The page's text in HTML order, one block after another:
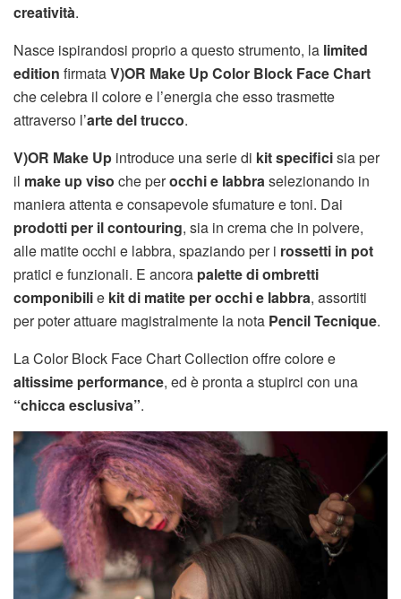
creatività.
Nasce ispirandosi proprio a questo strumento, la limited
edition firmataV)OR Make UpColor Block Face Chart
che celebra il colore e l’energia che esso trasmette
attraverso l’arte del trucco.
V)OR Make Up introduce una serie di kit specificisia per
il make up viso che perocchi e labbraselezionando in
maniera attenta e consapevole sfumature e toni. Dai
prodotti per il contouring, sia in crema che in polvere,
alle matite occhi e labbra, spaziando per i rossetti in pot
pratici e funzionali. E ancora palette di ombretti
componibilie kit di matite per occhi e labbra, assortiti
per poter attuare magistralmente la nota Pencil Tecnique.
La Color Block Face Chart Collection offre colore e
altissime performance, ed è pronta a stupirci con una
“chicca esclusiva”.